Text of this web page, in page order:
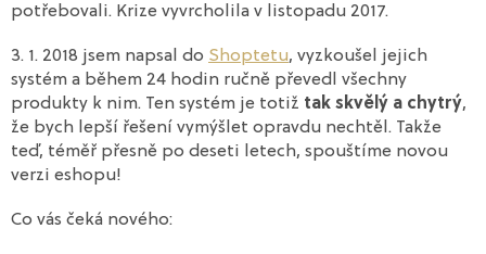
potřebovali. Krize vyvrcholila v listopadu 2017.
3. 1. 2018 jsem napsal do Shoptetu, vyzkoušel jejich
systém a během 24 hodin ručně převedl všechny
produkty k nim. Ten systém je totiž tak skvělý a chytrý,
že bych lepší řešení vymýšlet opravdu nechtěl. Takže
teď, téměř přesně po deseti letech, spouštíme novou
verzi eshopu!
Co vás čeká nového: